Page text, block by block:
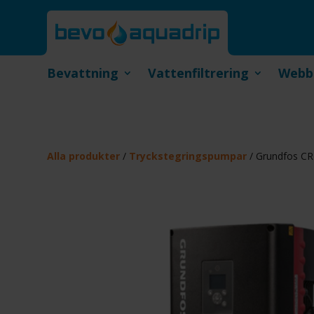
Bevattning Vattenfiltrering
Alla produkter / Tryckstegringspumpar / Grundfos